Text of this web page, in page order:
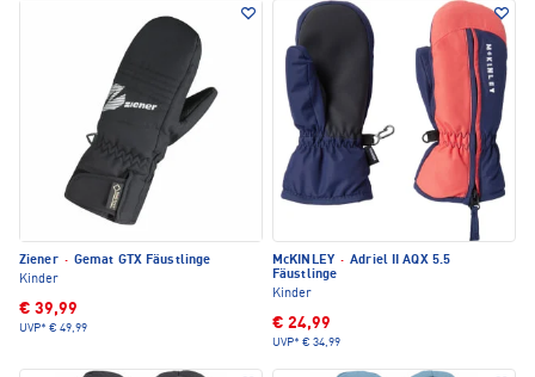
Ziener · Gemat GTX Fäustlinge
Kinder
€ 39,99
UVP* € 49,99
McKINLEY · Adriel II AQX 5.5
Fäustlinge
Kinder
€ 24,99
UVP* € 34,99